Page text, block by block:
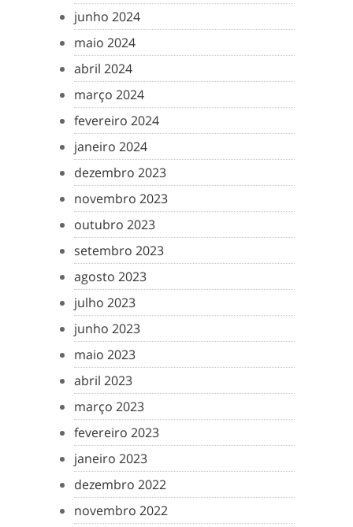
junho 2024
maio 2024
abril 2024
março 2024
fevereiro 2024
janeiro 2024
dezembro 2023
novembro 2023
outubro 2023
setembro 2023
agosto 2023
julho 2023
junho 2023
maio 2023
abril 2023
março 2023
fevereiro 2023
janeiro 2023
dezembro 2022
novembro 2022